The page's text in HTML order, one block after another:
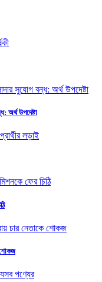
অর্থ উপদেষ্টা
শোকজ